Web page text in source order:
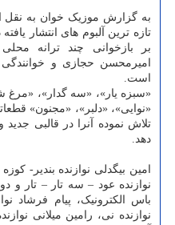
به گزارش موزیک خوان به نقل
تازه ترین آلبوم های انتشار
بر بازخوانی چند ترانه
امیرمحسن حجازی و
است.
«سبزه یار»، «سه گدار»،
«نوایی»، «دلبر»، «مجنون»
تلاش نموده آنرا در قالبی
دهد.
امین بیگدلی نوازنده بندیر-
نوازنده عود – سه تار – تار و دو
باس الکترونیک، پیام فرشاد
نوازنده نی، رامین میلانی